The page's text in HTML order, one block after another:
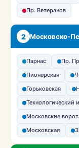
Пр. Ветеранов
2 Московско-
Парнас Пр.
Пионерская
Горьковская
Технологический
Московские
Московская